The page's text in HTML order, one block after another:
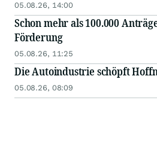
05.08.26, 14:00
Schon mehr als 100.000
Förderung
05.08.26, 11:25
Die Autoindustrie schöpft
05.08.26, 08:09